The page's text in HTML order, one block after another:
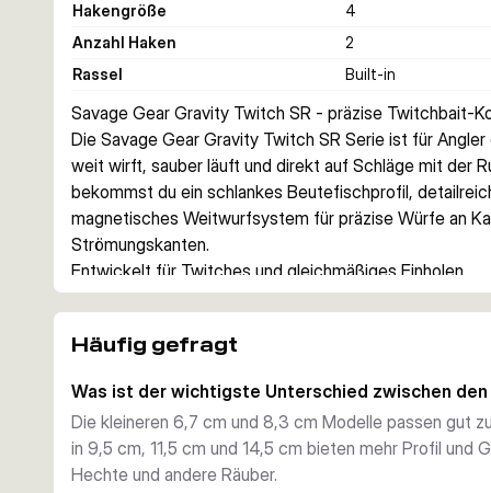
Hakengröße
4
Anzahl Haken
2
Rassel
Built-in
Savage Gear Gravity Twitch SR - präzise Twitchbait-
Die Savage Gear Gravity Twitch SR Serie ist für
weit wirft, sauber läuft und direkt auf Schläge mit der
bekommst du ein schlankes Beutefischprofil,
magnetisches Weitwurfsystem für präzise Würfe an
Strömungskanten.
Entwickelt für Twitches und gleichmäßiges Einholen
Diese Köder brechen bei Twitches lebhaft zur Seite
Balance stehen, die größeren schwimmenden
Modellreihe für verschiedene Räuber
Die Gravity Twitch SR Serie umfasst Modelle in 6,7
und 14,5 cm 50 g. Damit deckt sie kompakte
größere Profile für Hecht, Zander, Rapfen, Bass und
Häufig gefragt
Was ist der wichtigste Unterschied zwischen
Die kleineren 6,7 cm und 8,3 cm Modelle passen gut
in 9,5 cm, 11,5 cm und 14,5 cm bieten mehr Profil und
Hechte und andere Räuber.